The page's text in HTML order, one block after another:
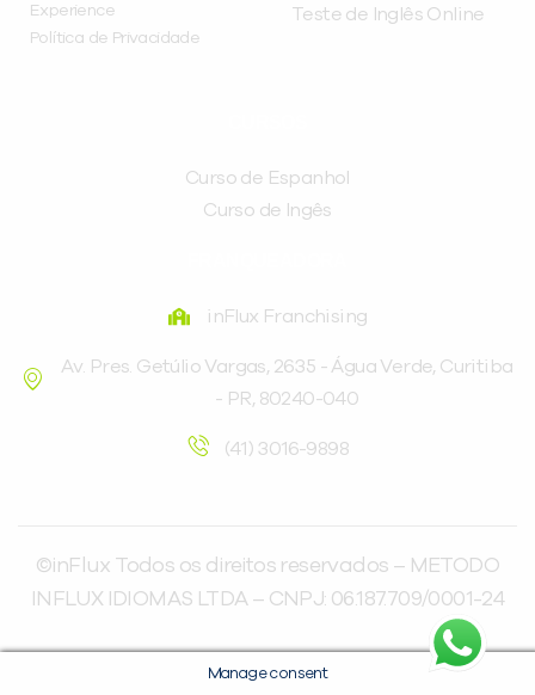
Experience
Política de Privacidade
Teste de Inglês Online
Curso de Espanhol
Curso de Ingês
inFlux Franchising
Av. Pres. Getúlio Vargas, 2635 - Água Verde, Curitiba
- PR, 80240-040
(41) 3016-9898
©inFlux Todos os direitos reservados – METODO
INFLUX IDIOMAS LTDA – CNPJ: 06.187.709/0001-24
Manage consent